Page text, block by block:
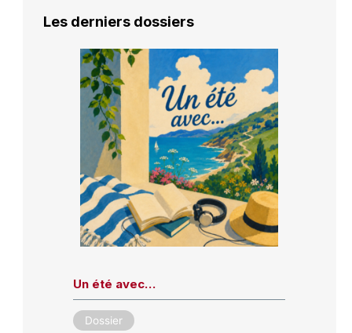
Les derniers dossiers
Un été avec…
Dossier